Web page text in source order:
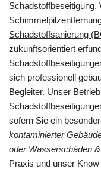
Schadstoffbeseitigung,
Schadstoffsanierung
zukunftsorientiert
sich professionell
Begleiter. Unser
sofern Sie ein
kontaminierter
oder Wasserschäden
Praxis und unser Know